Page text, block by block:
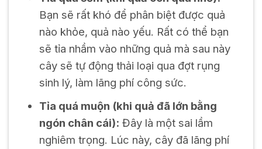
Bạn sẽ rất khó để phân biệt được quả
nào khỏe, quả nào yếu. Rất có thể bạn
sẽ tỉa nhầm vào những quả mà sau này
cây sẽ tự động thải loại qua đợt rụng
sinh lý, làm lãng phí công sức.
Tỉa quá muộn (khi quả đã lớn bằng
ngón chân cái): Đây là một sai lầm
nghiêm trọng. Lúc này, cây đã lãng phí